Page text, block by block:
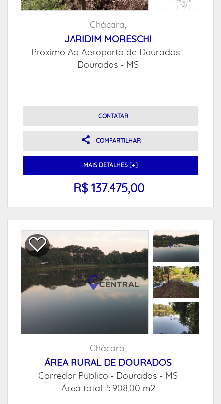
Chácara,
JARIDIM MORESCHI
Proximo Ao Aeroporto de Dourados -
Dourados - MS
CONTATAR
COMPARTILHAR
MAIS DETALHES [+]
R$ 137.475,00
Chácara,
ÁREA RURAL DE DOURADOS
Corredor Publico - Dourados - MS
Área total: 5.908,00 m2